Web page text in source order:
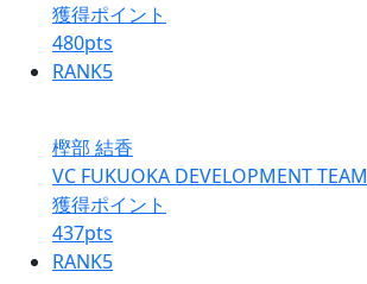
獲得ポイント
480pts
RANK5
樫部 結香
VC FUKUOKA DEVELOPMENT TEAM
獲得ポイント
437pts
RANK5